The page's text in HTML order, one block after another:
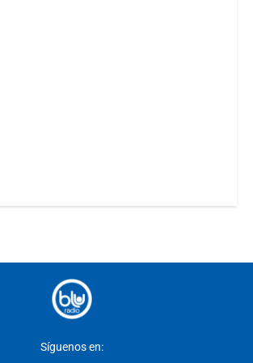
Síguenos en: